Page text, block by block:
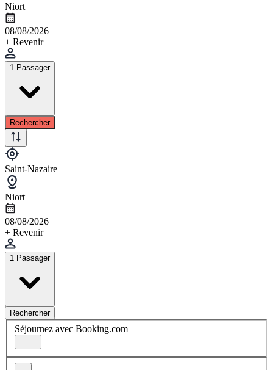
Niort
08/08/2026
+ Revenir
1 Passager
Rechercher
Saint-Nazaire
Niort
08/08/2026
+ Revenir
1 Passager
Rechercher
Séjournez avec Booking.com